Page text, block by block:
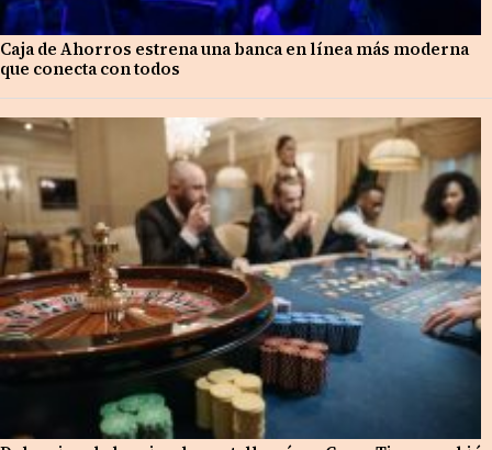
Caja de Ahorros estrena una banca en línea más moderna
que conecta con todos